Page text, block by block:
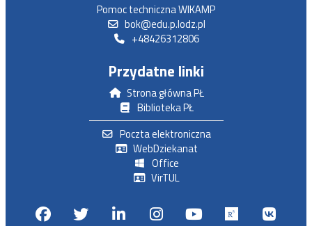
Pomoc techniczna WIKAMP
bok@edu.p.lodz.pl
+48426312806
Przydatne linki
Strona główna PŁ
Biblioteka PŁ
Poczta elektroniczna
WebDziekanat
Office
VirTUL
FacebookTwitterLinkedinInstagram
Youtube